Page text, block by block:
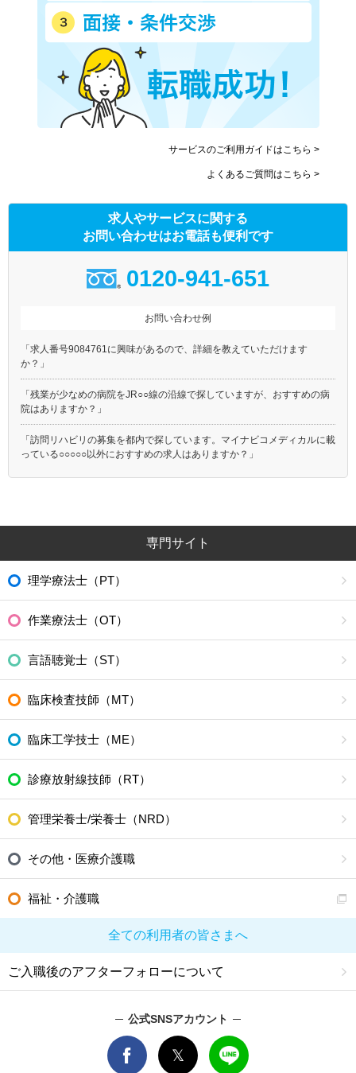
サービスのご利用ガイドはこちら >
よくあるご質問はこちら >
求人やサービスに関する
お問い合わせはお電話も便利です
0120-941-651
お問い合わせ例
「求人番号9084761に興味があるので、詳細を教えていただけます
か？」
「残業が少なめの病院をJR○○線の沿線で探していますが、おすすめの病
院はありますか？」
「訪問リハビリの募集を都内で探しています。マイナビコメディカルに載
っている○○○○○以外におすすめの求人はありますか？」
専門サイト
理学療法士（PT）
作業療法士（OT）
言語聴覚士（ST）
臨床検査技師（MT）
臨床工学技士（ME）
診療放射線技師（RT）
管理栄養士/栄養士（NRD）
その他・医療介護職
福祉・介護職
全ての利用者の皆さまへ
ご入職後のアフターフォローについて
公式SNSアカウント